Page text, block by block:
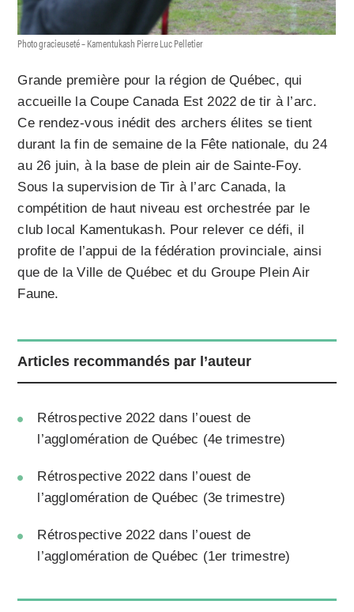
Photo gracieuseté – Kamentukash Pierre Luc Pelletier
Grande première pour la région de Québec, qui
accueille la Coupe Canada Est 2022 de tir à l’arc.
Ce rendez-vous inédit des archers élites se tient
durant la fin de semaine de la Fête nationale, du 24
au 26 juin, à la base de plein air de Sainte-Foy.
Sous la supervision de Tir à l’arc Canada, la
compétition de haut niveau est orchestrée par le
club local Kamentukash. Pour relever ce défi, il
profite de l’appui de la fédération provinciale, ainsi
que de la Ville de Québec et du Groupe Plein Air
Faune.
Articles recommandés par l’auteur
Rétrospective 2022 dans l’ouest de
l’agglomération de Québec (4e trimestre)
Rétrospective 2022 dans l’ouest de
l’agglomération de Québec (3e trimestre)
Rétrospective 2022 dans l’ouest de
l’agglomération de Québec (1er trimestre)